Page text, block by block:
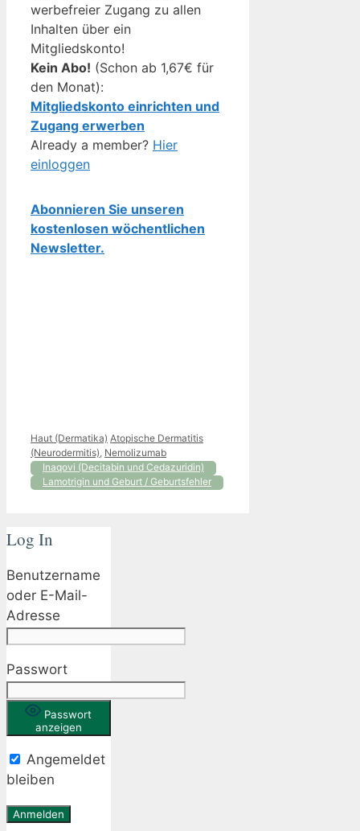
werbefreier Zugang zu allen
Inhalten über ein
Mitgliedskonto!
Kein Abo! (Schon ab 1,67€ für
den Monat):
Mitgliedskonto einrichten und
Zugang erwerben
Already a member? Hier
einloggen
Abonnieren Sie unseren
kostenlosen wöchentlichen
Newsletter.
Kategorien
Haut (Dermatika) Schlagwörter
Atopische Dermatitis
(Neurodermitis) Nemolizumab
Inaqovi (Decitabin und Cedazuridin)
Lamotrigin und Geburt / Geburtsfehler
Log In
Benutzername
oder E-Mail-
Adresse
Passwort
Passwort
anzeigen
Angemeldet
bleiben